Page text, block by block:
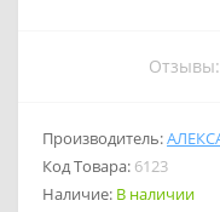
Отзывы:
Производитель:
Код Товара: 6123
Наличие: В наличии